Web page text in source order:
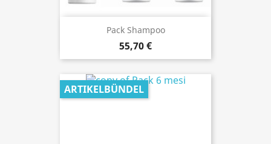
Pack Shampoo
55,70 €
ARTIKELBÜNDEL